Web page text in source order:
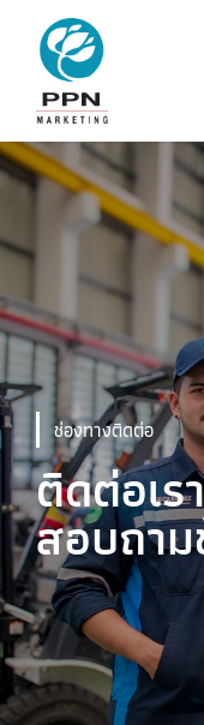
ช่องทางติดต่อ
ติดต่อเรา
สอบถา